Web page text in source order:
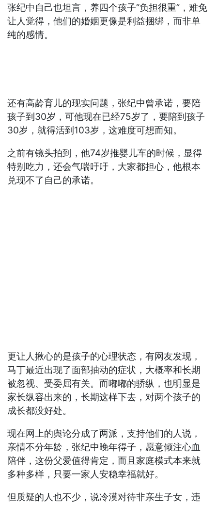
张纪中自己也坦言，养四个孩子“负担很重”，难免
让人觉得，他们的婚姻更像是利益捆绑，而非单
纯的感情。
还有高龄育儿的现实问题，张纪中曾承诺，要陪
孩子到30岁，可他现在已经75岁了，要陪到孩子
30岁，就得活到103岁，这难度可想而知。
之前有镜头拍到，他74岁推婴儿车的时候，显得
特别吃力，还会气喘吁吁，大家都担心，他根本
兑现不了自己的承诺。
更让人揪心的是孩子的心理状态，有网友发现，
马丁最近出现了面部抽动的症状，大概率和长期
被忽视、受委屈有关。而嘟嘟的骄纵，也明显是
家长纵容出来的，长期这样下去，对两个孩子的
成长都没好处。
现在网上的舆论分成了两派，支持他们的人说，
亲情不分年龄，张纪中晚年得子，愿意倾注心血
陪伴，这份父爱值得肯定，而且家庭模式本来就
多种多样，只要一家人安稳幸福就好。
但质疑的人也不少，说冷漠对待非亲生子女，违